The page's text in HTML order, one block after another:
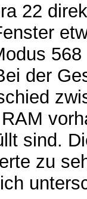
22
der
sind.
zu